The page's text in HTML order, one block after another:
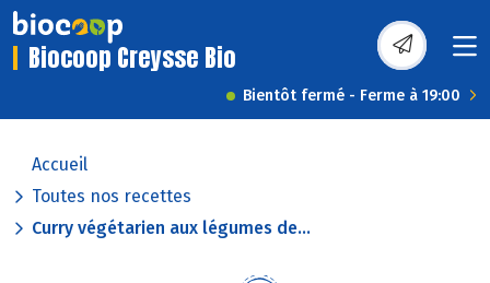
Biocoop Creysse Bio
Bientôt fermé - Ferme à 19:00
Accueil
Toutes nos recettes
Curry végétarien aux légumes de...